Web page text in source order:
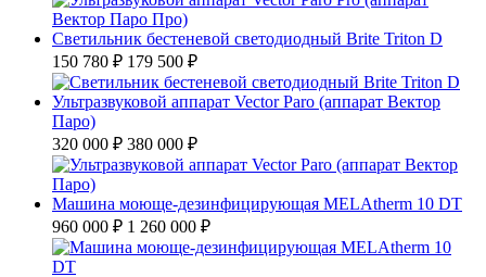
Светильник бестеневой светодиодный Brite Triton D
150 780 ₽ 179 500 ₽
Ультразвуковой аппарат Vector Paro (аппарат Вектор
Паро)
320 000 ₽ 380 000 ₽
Машина моюще-дезинфицирующая MELAtherm 10 DT
960 000 ₽ 1 260 000 ₽